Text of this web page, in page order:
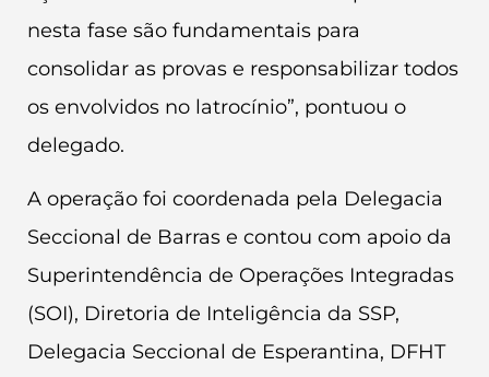
nesta fase são fundamentais para
consolidar as provas e responsabilizar todos
os envolvidos no latrocínio”, pontuou o
delegado.
A operação foi coordenada pela Delegacia
Seccional de Barras e contou com apoio da
Superintendência de Operações Integradas
(SOI), Diretoria de Inteligência da SSP,
Delegacia Seccional de Esperantina, DFHT